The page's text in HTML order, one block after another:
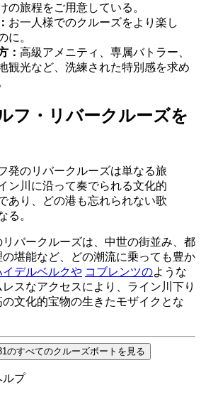
の旅程をご用意している。
お一人様でのクルーズをより楽し
に。
： 高級アメニティ、専属バトラー、
観光など、洗練された特別感を求め
フ・リバークルーズを
発のリバークルーズは単なる旅
ン川に沿って奏でられる文化的
あり、どの港も忘れられない歌
る。
バークルーズは、中世の街並み、都
堪能など、どの潮流に乗っても豊か
イデルベルクや コブレンツのような
スなアクセスにより、ライン川下り
文化的宝物の生きたモザイクとな
のすべてのクルーズボートを見る
ルプ